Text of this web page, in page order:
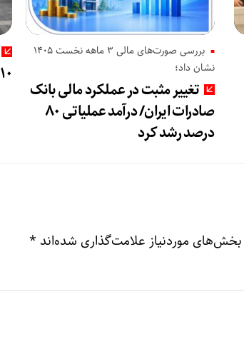
بررسی صورت‌های مالی 3 ماهه نخست 1405
نشان داد؛
تغییر مثبت در عملکرد مالی بانک
صادرات ایران/ درآمد عملیاتی 80
درصد رشد کرد
۱۰ میلیارد دلاری ایران و پاکستان
بخش‌های موردنیاز علامت‌گذاری شده‌اند *